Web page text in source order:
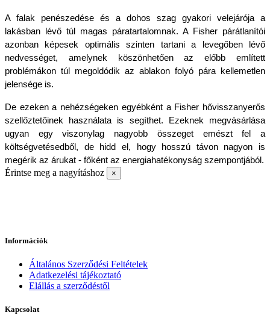
A falak penészedése és a dohos szag gyakori velejárója a
lakásban lévő túl magas páratartalomnak. A Fisher párátlanítói
azonban képesek optimális szinten tartani a levegőben lévő
nedvességet, amelynek köszönhetően az előbb említett
problémákon túl megoldódik az ablakon folyó pára kellemetlen
jelensége is.
De ezeken a nehézségeken egyébként a Fisher hővisszanyerős
szellőztetőinek használata is segíthet. Ezeknek megvásárlása
ugyan egy viszonylag nagyobb összeget emészt fel a
költségvetésedből, de hidd el, hogy hosszú távon nagyon is
megérik az árukat - főként az energiahatékonyság szempontjából.
Érintse meg a nagyításhoz ×
Információk
Általános Szerződési Feltételek
Adatkezelési tájékoztató
Elállás a szerződéstől
Kapcsolat